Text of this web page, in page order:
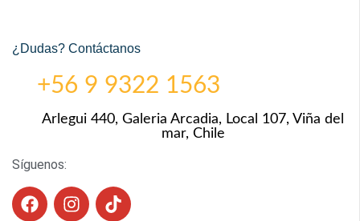
¿Dudas? Contáctanos
+56 9 9322 1563
Arlegui 440, Galeria Arcadia, Local 107, Viña del
mar, Chile
Síguenos: